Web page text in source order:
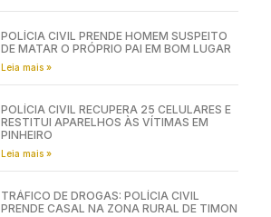
POLÍCIA CIVIL PRENDE HOMEM SUSPEITO
DE MATAR O PRÓPRIO PAI EM BOM LUGAR
Leia mais »
POLÍCIA CIVIL RECUPERA 25 CELULARES E
RESTITUI APARELHOS ÀS VÍTIMAS EM
PINHEIRO
Leia mais »
TRÁFICO DE DROGAS: POLÍCIA CIVIL
PRENDE CASAL NA ZONA RURAL DE TIMON